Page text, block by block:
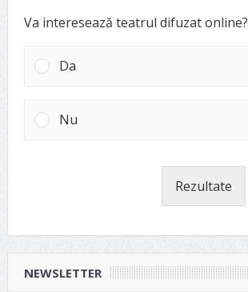
Va interesează teatrul difuzat online?
Da
Nu
Rezultate
NEWSLETTER